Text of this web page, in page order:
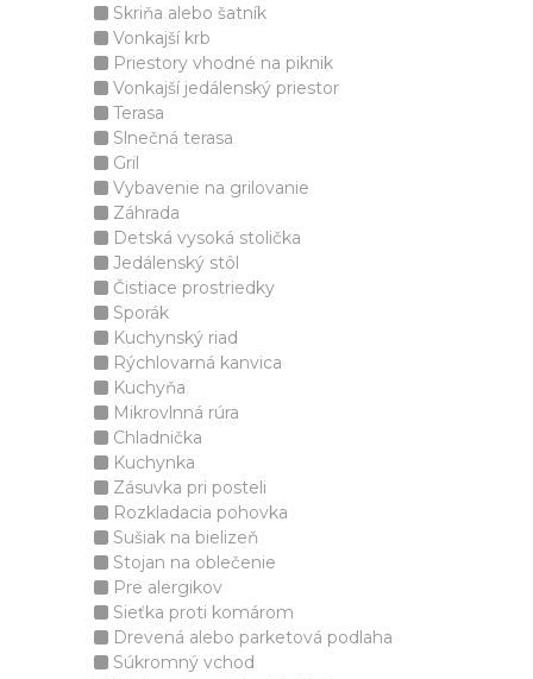
Skriňa alebo šatník
Vonkajší krb
Priestory vhodné na piknik
Vonkajší jedálenský priestor
Terasa
Slnečná terasa
Gril
Vybavenie na grilovanie
Záhrada
Detská vysoká stolička
Jedálenský stôl
Čistiace prostriedky
Sporák
Kuchynský riad
Rýchlovarná kanvica
Kuchyňa
Mikrovlnná rúra
Chladnička
Kuchynka
Zásuvka pri posteli
Rozkladacia pohovka
Sušiak na bielizeň
Stojan na oblečenie
Pre alergikov
Sieťka proti komárom
Drevená alebo parketová podlaha
Súkromný vchod